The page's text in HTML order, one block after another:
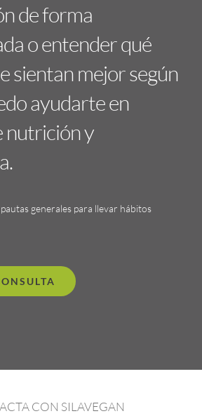
de forma
o entender qué
sientan mejor según
ayudarte en
nutrición y
generales para llevar hábitos
CON SILAVEGAN